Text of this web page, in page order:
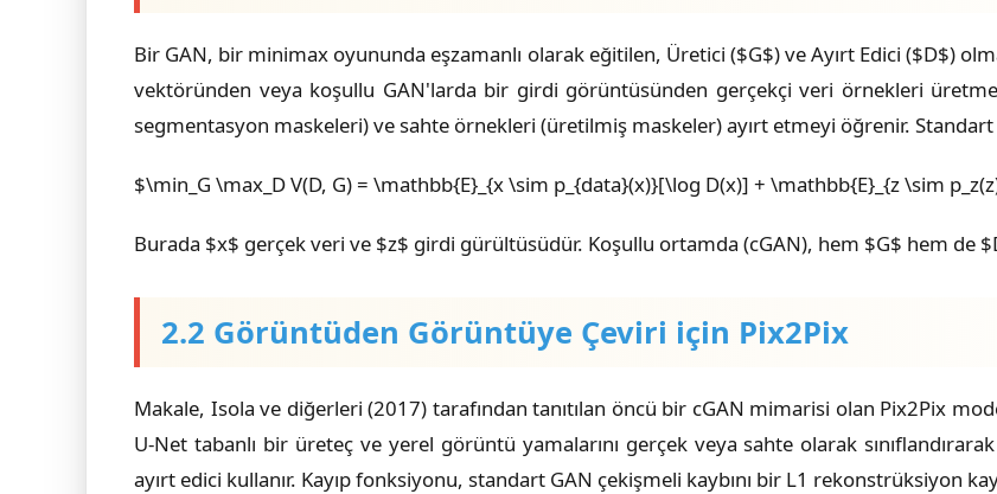
Bir GAN, bir minimax oyununda eşzamanlı olarak eğitilen, Üretici ($G$) ve Ayırt Edici ($D$)
vektöründen veya koşullu GAN'larda bir girdi görüntüsünden gerçekçi veri örnekleri
segmentasyon maskeleri) ve sahte örnekleri (üretilmiş maskeler) ayırt etmeyi öğrenir.
$\min_G \max_D V(D, G) = \mathbb{E}_{x \sim p_{data}(x)}[\log D(x)] + \mathbb{E}_{z \sim
Burada $x$ gerçek veri ve $z$ girdi gürültüsüdür. Koşullu ortamda (cGAN), hem $G$ hem de
2.2 Görüntüden Görüntüye Çeviri için Pix2Pix
Makale, Isola ve diğerleri (2017) tarafından tanıtılan öncü bir cGAN mimarisi olan Pix2Pix
U-Net tabanlı bir üreteç ve yerel görüntü yamalarını gerçek veya sahte olarak
ayırt edici kullanır. Kayıp fonksiyonu, standart GAN çekişmeli kaybını bir L1 rekonstrüksiyon